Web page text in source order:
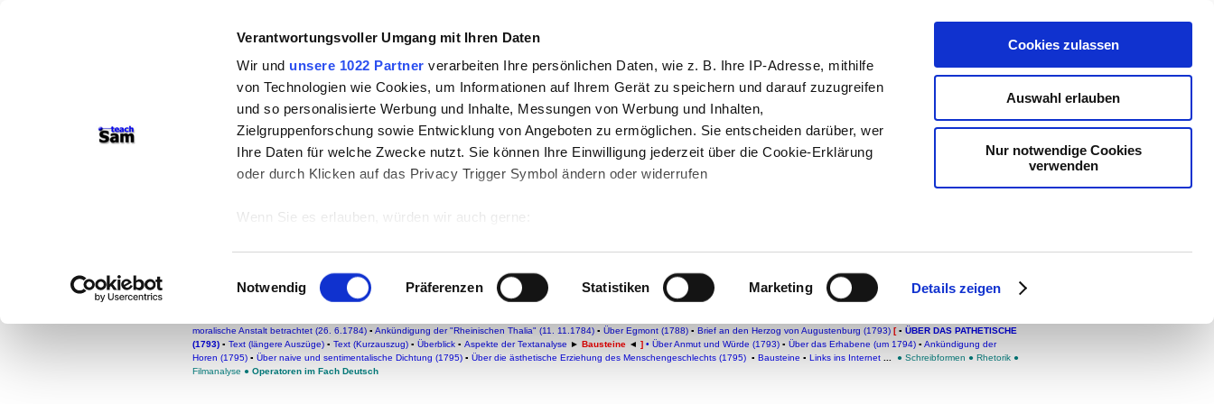
Verantwortungsvoller Umgang mit Ihren Daten
Wir und unsere 1022 Partner verarbeiten Ihre persönlichen Daten, wie z. B. Ihre IP-Adresse, mithilfe
von Technologien wie Cookies, um Informationen auf Ihrem Gerät zu speichern und darauf zuzugreifen
und so personalisierte Werbung und Inhalte, Messungen von Werbung und Inhalten,
Zielgruppenforschung sowie Entwicklung von Angeboten zu ermöglichen. Sie entscheiden darüber, wer
Ihre Daten für welche Zwecke nutzt. Sie können Ihre Einwilligung jederzeit über die Cookie-Erklärung
oder durch Klicken auf das Privacy Trigger Symbol ändern oder widerrufen
Wenn Sie es erlauben, würden wir auch gerne:
Ihr Gerät durch aktives Scannen nach bestimmten Merkmalen (Fingerprinting) identifizieren
Erfahren Sie mehr darüber, wie Ihre persönlichen Daten verarbeitet werden, und legen Sie Ihre
Präferenzen imAbschnitt Einzelheitenfest.
Wir verwenden Cookies, um Inhalte und Anzeigen zu personalisieren, Funktionen für soziale Medien
Einwilligungsauswahl
Notwendig Präferenzen Statistiken Marketing Details zeigen
Cookies zulassen
Auswahl erlauben
Nur notwendige Cookies
verwenden
teachSam- Arbeitsbereiche:
Arbeitstechniken-Deutsch-Geschichte-Politik -Pädagogik-Psychologie-
-Methodik und Didaktik-Projekte-So navigiert man auf teachSam
So sucht man auf teachSam-teachSam braucht Werbung
Über das Pathetische(1793)
Bausteine
moralische Anstalt betrachtet (26. 6.1784) ▪ Ankündigung der "Rheinischen Thalia" (11. 11.1784) ▪ Über Egmont (1788) ▪ Brief an den Herzog von Augustenburg (1793) [▪ ÜBER DAS PATHETISCHE
(1793) ▪ Text (längere Auszüge) ▪ Text (Kurzauszug) ▪ Überblick ▪ Aspekte der Textanalyse ► Bausteine ◄ ] • Über Anmut und Würde (1793) ▪ Über das Erhabene (um 1794) ▪ Ankündigung der
Horen (1795) ▪ Über naive und sentimentalische Dichtung (1795) ▪ Über die ästhetische Erziehung des Menschengeschlechts (1795) ▪ Bausteine ▪ Links ins Internet ● Schreibformen ● Rhetorik ●
Filmanalyse ● Operatoren im Fach Deutsch